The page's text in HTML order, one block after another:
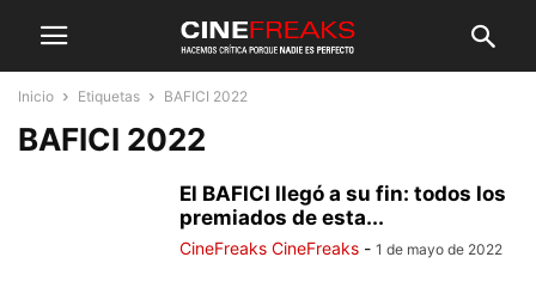
Inicio Etiquetas BAFICI 2022
BAFICI 2022
El BAFICI llegó a su fin: todos los
premiados de esta...
CineFreaks CineFreaks - 1 de mayo de 2022